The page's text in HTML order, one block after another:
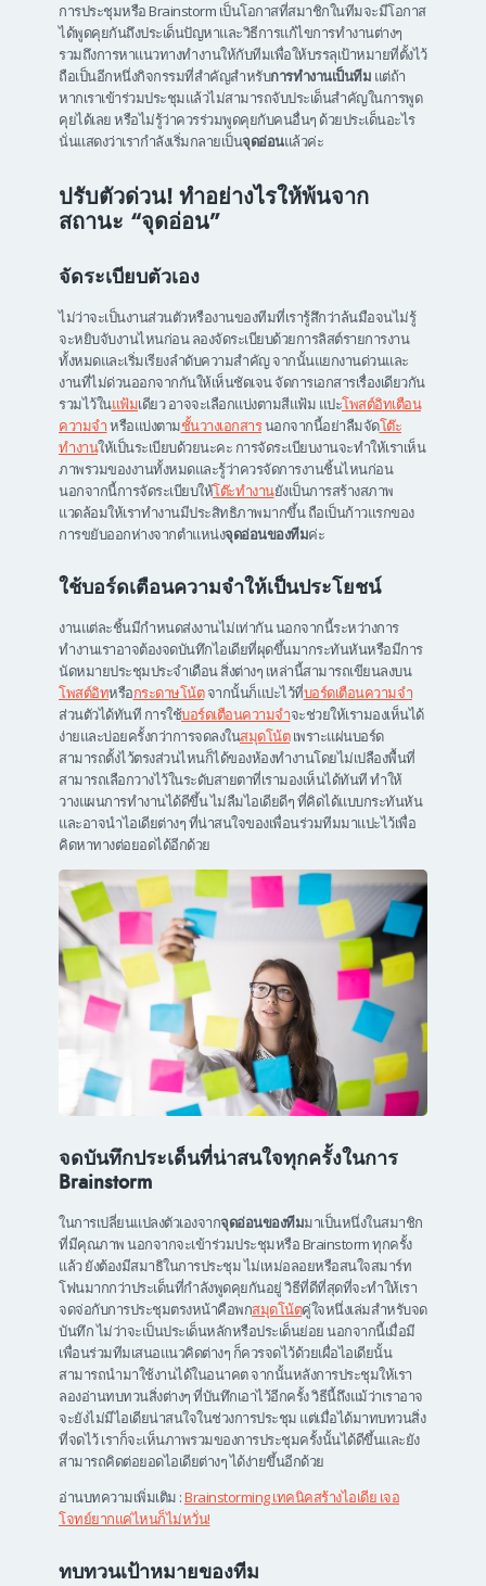
การประชุมหรือ Brainstorm เป็นโอกาสที่สมาชิกในทีมจะมีโอกาส
ได้พูดคุยกันถึงประเด็นปัญหาและวิธีการแก้ไขการทำงานต่างๆ
รวมถึงการหาแนวทางทำงานให้กับทีมเพื่อให้บรรลุเป้าหมายที่ตั้งไว้
ถือเป็นอีกหนึ่งกิจกรรมที่สำคัญสำหรับการทำงานเป็นทีม แต่ถ้า
หากเราเข้าร่วมประชุมแล้วไม่สามารถจับประเด็นสำคัญในการพูด
คุยได้เลย หรือไม่รู้ว่าควรร่วมพูดคุยกับคนอื่นๆ ด้วยประเด็นอะไร
นั่นแสดงว่าเรากำลังเริ่มกลายเป็นจุดอ่อนแล้วค่ะ
ปรับตัวด่วน! ทำอย่างไรให้พ้นจาก
สถานะ “จุดอ่อน”
จัดระเบียบตัวเอง
ไม่ว่าจะเป็นงานส่วนตัวหรืองานของทีมที่เรารู้สึกว่าล้นมือจนไม่รู้
จะหยิบจับงานไหนก่อน ลองจัดระเบียบด้วยการลิสต์รายการงาน
ทั้งหมดและเริ่มเรียงลำดับความสำคัญ จากนั้นแยกงานด่วนและ
งานที่ไม่ด่วนออกจากกันให้เห็นชัดเจน จัดการเอกสารเรื่องเดียวกัน
รวมไว้ในแฟ้มเดียว อาจจะเลือกแบ่งตามสีแฟ้ม แปะโพสต์อิทเตือน
ความจำหรือแบ่งตามชั้นวางเอกสารนอกจากนี้อย่าลืมจัดโต๊ะ
ทำงานให้เป็นระเบียบด้วยนะคะ การจัดระเบียบงานจะทำให้เราเห็น
ภาพรวมของงานทั้งหมดและรู้ว่าควรจัดการงานชิ้นไหนก่อน
นอกจากนี้การจัดระเบียบให้โต๊ะทำงานยังเป็นการสร้างสภาพ
แวดล้อมให้เราทำงานมีประสิทธิภาพมากขึ้น ถือเป็นก้าวแรกของ
การขยับออกห่างจากตำแหน่งจุดอ่อนของทีมค่ะ
ใช้บอร์ดเตือนความจำให้เป็นประโยชน์
งานแต่ละชิ้นมีกำหนดส่งงานไม่เท่ากัน นอกจากนี้ระหว่างการ
ทำงานเราอาจต้องจดบันทึกไอเดียที่ผุดขึ้นมากระทันหันหรือมีการ
นัดหมายประชุมประจำเดือน สิ่งต่างๆ เหล่านี้สามารถเขียนลงบน
โพสต์อิทหรือกระดาษโน้ตจากนั้นก็แปะไว้ที่บอร์ดเตือนความจำ
ส่วนตัวได้ทันที การใช้บอร์ดเตือนความจำจะช่วยให้เรามองเห็นได้
ง่ายและบ่อยครั้งกว่าการจดลงในสมุดโน้ตเพราะแผ่นบอร์ด
สามารถตั้งไว้ตรงส่วนไหนก็ได้ของห้องทำงานโดยไม่เปลืองพื้นที่
สามารถเลือกวางไว้ในระดับสายตาที่เรามองเห็นได้ทันที ทำให้
วางแผนการทำงานได้ดีขึ้น ไม่ลืมไอเดียดีๆ ที่คิดได้แบบกระทันหัน
และอาจนำไอเดียต่างๆ ที่น่าสนใจของเพื่อนร่วมทีมมาแปะไว้เพื่อ
คิดหาทางต่อยอดได้อีกด้วย
จดบันทึกประเด็นที่น่าสนใจทุกครั้งในการ
Brainstorm
ในการเปลี่ยนแปลงตัวเองจากจุดอ่อนของทีมมาเป็นหนึ่งในสมาชิก
ที่มีคุณภาพ นอกจากจะเข้าร่วมประชุมหรือ Brainstorm ทุกครั้ง
แล้ว ยังต้องมีสมาธิในการประชุม ไม่เหม่อลอยหรือสนใจสมาร์ท
โฟนมากกว่าประเด็นที่กำลังพูดคุยกันอยู่ วิธีที่ดีที่สุดที่จะทำให้เรา
จดจ่อกับการประชุมตรงหน้าคือพกสมุดโน้ตคู่ใจหนึ่งเล่มสำหรับจด
บันทึก ไม่ว่าจะเป็นประเด็นหลักหรือประเด็นย่อย นอกจากนี้เมื่อมี
เพื่อนร่วมทีมเสนอแนวคิดต่างๆ ก็ควรจดไว้ด้วยเผื่อไอเดียนั้น
สามารถนำมาใช้งานได้ในอนาคต จากนั้นหลังการประชุมให้เรา
ลองอ่านทบทวนสิ่งต่างๆ ที่บันทึกเอาไว้อีกครั้ง วิธีนี้ถึงแม้ว่าเราอาจ
จะยังไม่มีไอเดียน่าสนใจในช่วงการประชุม แต่เมื่อได้มาทบทวนสิ่ง
ที่จดไว้ เราก็จะเห็นภาพรวมของการประชุมครั้งนั้นได้ดีขึ้นและยัง
สามารถคิดต่อยอดไอเดียต่างๆ ได้ง่ายขึ้นอีกด้วย
อ่านบทความเพิ่มเติม :Brainstorming เทคนิคสร้างไอเดีย เจอ
โจทย์ยากแค่ไหนก็ไม่หวั่น!
ทบทวนเป้าหมายของทีม